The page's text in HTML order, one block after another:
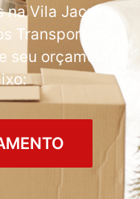
Vila Jacuí,
Transportes e
orçamento